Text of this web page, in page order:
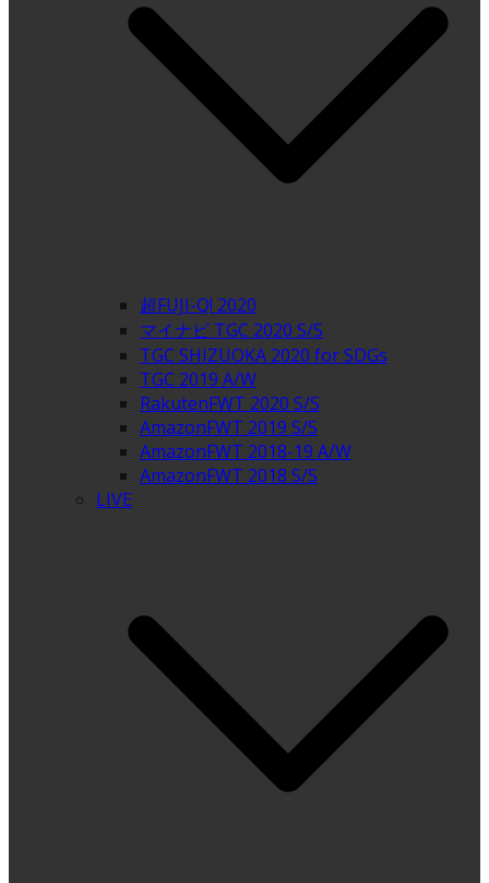
超FUJI-Q! 2020
マイナビ TGC 2020 S/S
TGC SHIZUOKA 2020 for SDGs
TGC 2019 A/W
RakutenFWT 2020 S/S
AmazonFWT 2019 S/S
AmazonFWT 2018-19 A/W
AmazonFWT 2018 S/S
LIVE